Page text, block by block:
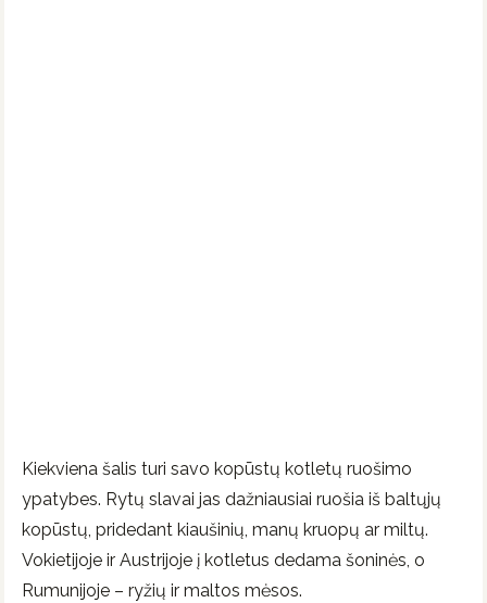
Kiekviena šalis turi savo kopūstų kotletų ruošimo
ypatybes. Rytų slavai jas dažniausiai ruošia iš baltųjų
kopūstų, pridedant kiaušinių, manų kruopų ar miltų.
Vokietijoje ir Austrijoje į kotletus dedama šoninės, o
Rumunijoje – ryžių ir maltos mėsos.